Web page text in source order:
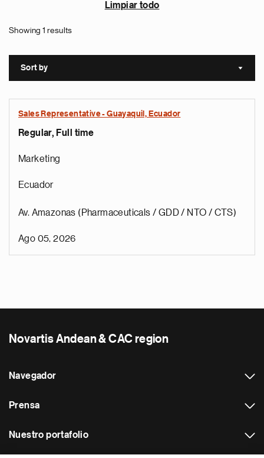
Limpiar todo
Showing 1 results
Sort by Sort
Sales Representative - Guayaquil, Ecuador
Regular, Full time
Marketing
Ecuador
Av. Amazonas (Pharmaceuticals / GDD / NTO / CTS)
Ago 05, 2026
Novartis Andean & CAC region
Navegador
Prensa
Nuestro portafolio